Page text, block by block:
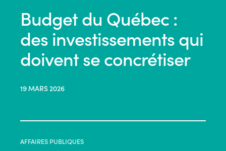
Budget du Québec :
des investissements qui
doivent se concrétiser
19 MARS 2026
AFFAIRES PUBLIQUES